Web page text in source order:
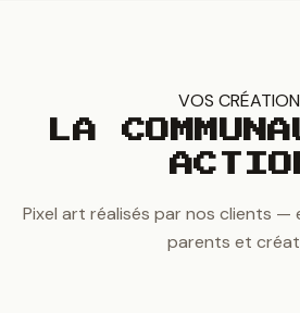
VOS
LA
Pixel art réalisés par nos clients —
parents et